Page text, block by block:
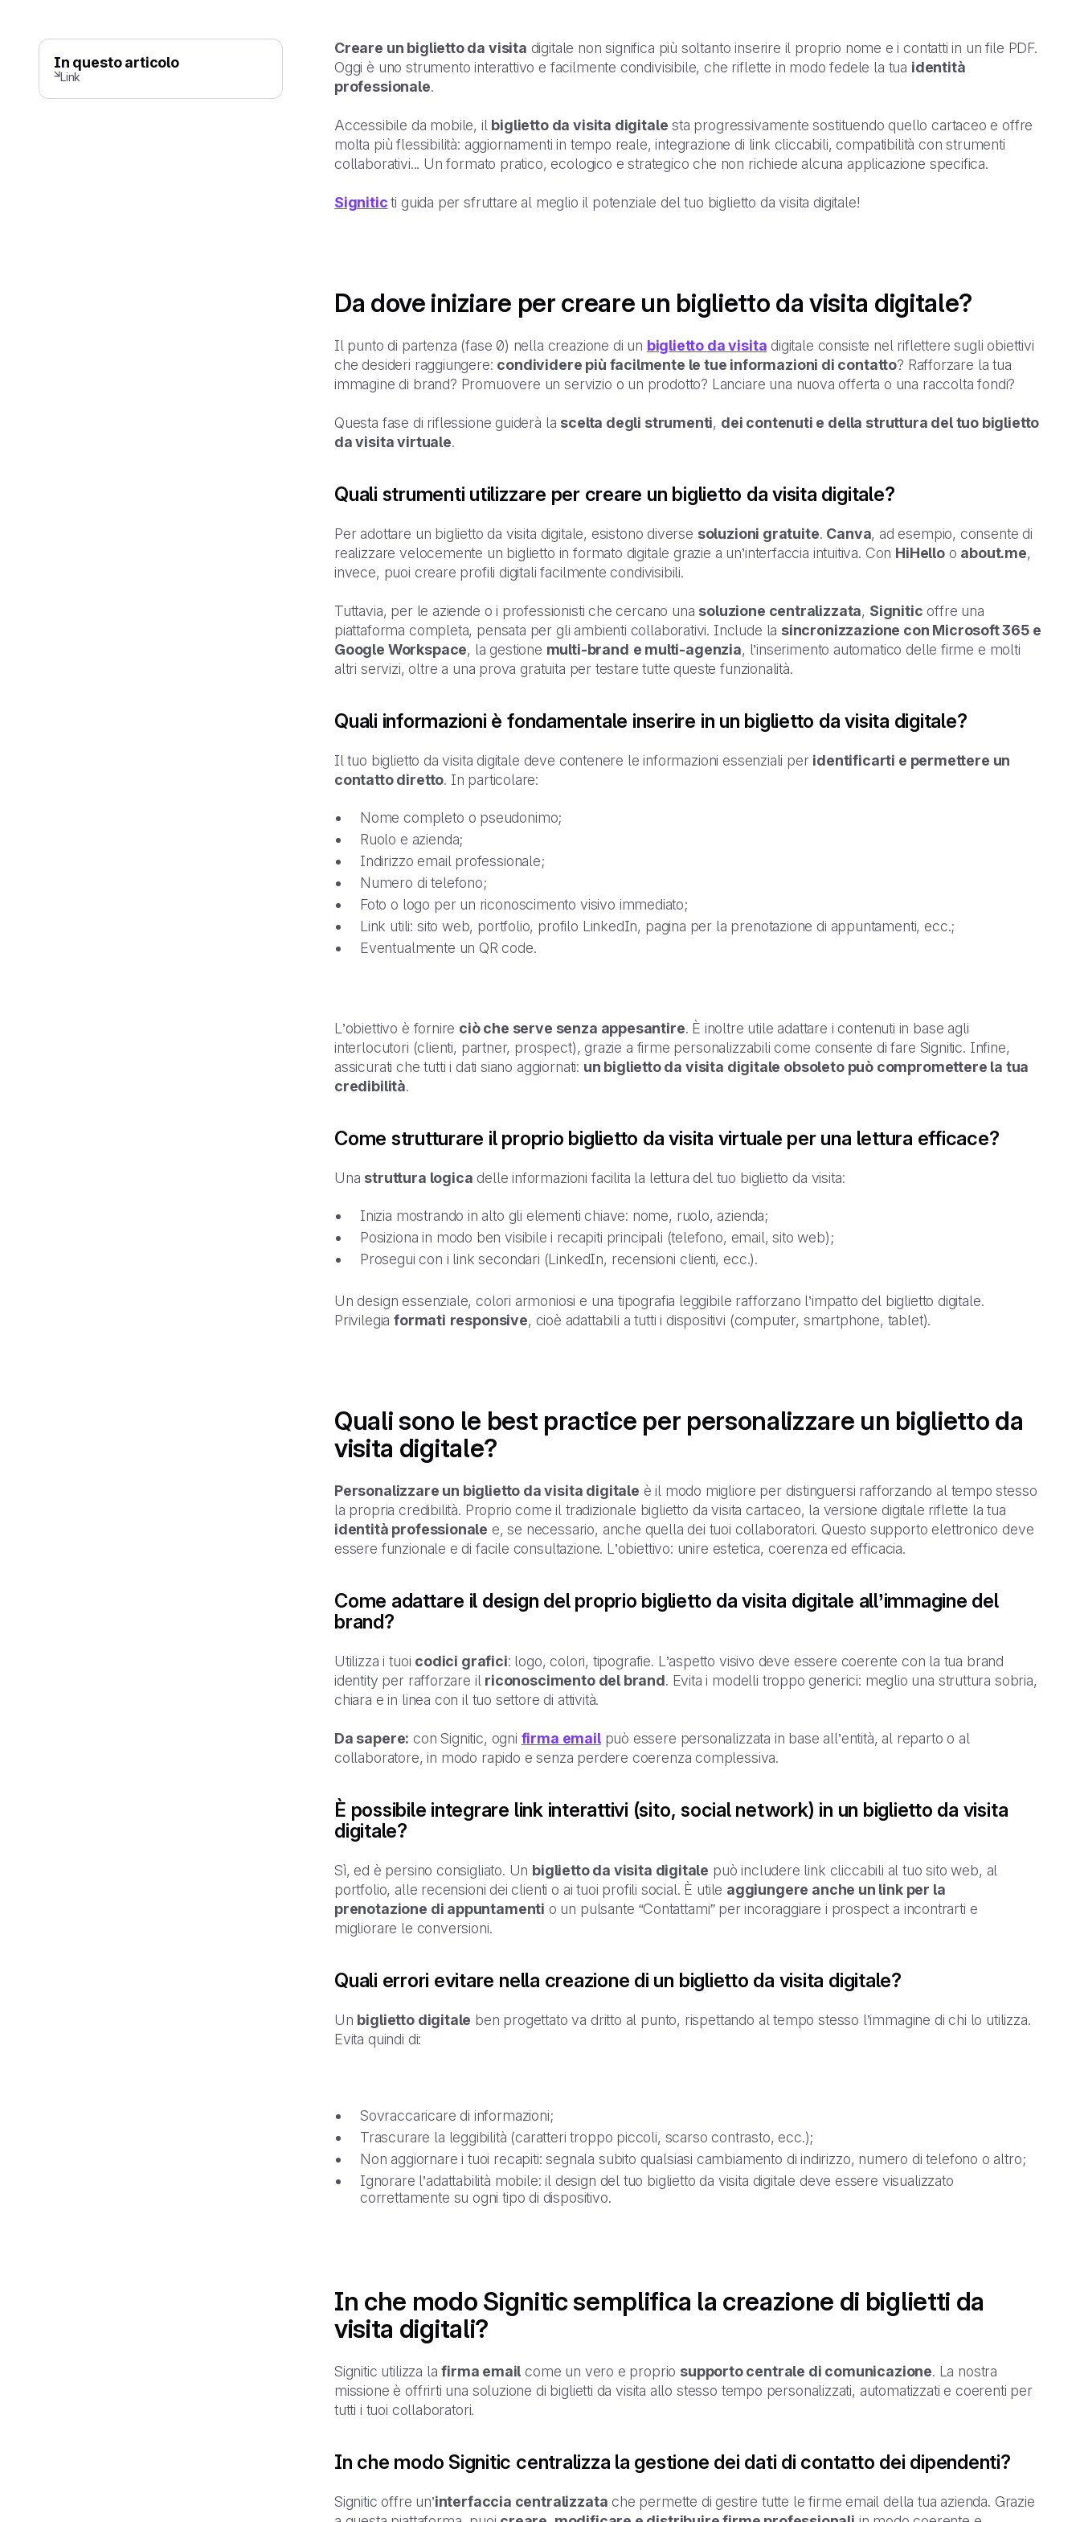
In questo articolo
Link
Creare un biglietto da visita digitale non significa più soltanto inserire il proprio nome e i contatti in un file PDF.
Oggi è uno strumento interattivo e facilmente condivisibile, che riflette in modo fedele la tua identità
professionale.
Accessibile da mobile, il biglietto da visita digitale sta progressivamente sostituendo quello cartaceo e offre
molta più flessibilità: aggiornamenti in tempo reale, integrazione di link cliccabili, compatibilità con strumenti
collaborativi... Un formato pratico, ecologico e strategico che non richiede alcuna applicazione specifica.
Signitic ti guida per sfruttare al meglio il potenziale del tuo biglietto da visita digitale!
Da dove iniziare per creare un biglietto da visita digitale?
Il punto di partenza (fase 0) nella creazione di un biglietto da visita digitale consiste nel riflettere sugli obiettivi
che desideri raggiungere: condividere più facilmente le tue informazioni di contatto? Rafforzare la tua
immagine di brand? Promuovere un servizio o un prodotto? Lanciare una nuova offerta o una raccolta fondi?
Questa fase di riflessione guiderà la scelta degli strumenti, dei contenuti e della struttura del tuo biglietto
da visita virtuale.
Quali strumenti utilizzare per creare un biglietto da visita digitale?
Per adottare un biglietto da visita digitale, esistono diverse soluzioni gratuite. Canva, ad esempio, consente di
realizzare velocemente un biglietto in formato digitale grazie a un’interfaccia intuitiva. Con HiHelloo about.me,
invece, puoi creare profili digitali facilmente condivisibili.
Tuttavia, per le aziende o i professionisti che cercano una soluzione centralizzata, Signitic offre una
piattaforma completa, pensata per gli ambienti collaborativi. Include la sincronizzazione con Microsoft 365 e
Google Workspace, la gestione multi-brand e multi-agenzia, l’inserimento automatico delle firme e molti
altri servizi, oltre a una prova gratuita per testare tutte queste funzionalità.
Quali informazioni è fondamentale inserire in un biglietto da visita digitale?
Il tuo biglietto da visita digitale deve contenere le informazioni essenziali per identificarti e permettere un
contatto diretto. In particolare:
Nome completo o pseudonimo;
Ruolo e azienda;
Indirizzo email professionale;
Numero di telefono;
Foto o logo per un riconoscimento visivo immediato;
Link utili: sito web, portfolio, profilo LinkedIn, pagina per la prenotazione di appuntamenti, ecc.;
Eventualmente un QR code.
L’obiettivo è fornire ciò che serve senza appesantire. È inoltre utile adattare i contenuti in base agli
interlocutori (clienti, partner, prospect), grazie a firme personalizzabili come consente di fare Signitic. Infine,
assicurati che tutti i dati siano aggiornati: un biglietto da visita digitale obsoleto può compromettere la tua
credibilità.
Come strutturare il proprio biglietto da visita virtuale per una lettura efficace?
Una struttura logica delle informazioni facilita la lettura del tuo biglietto da visita:
Inizia mostrando in alto gli elementi chiave: nome, ruolo, azienda;
Posiziona in modo ben visibile i recapiti principali (telefono, email, sito web);
Prosegui con i link secondari (LinkedIn, recensioni clienti, ecc.).
Un design essenziale, colori armoniosi e una tipografia leggibile rafforzano l’impatto del biglietto digitale.
Privilegiaformati responsive, cioè adattabili a tutti i dispositivi (computer, smartphone, tablet).
Quali sono le best practice per personalizzare un biglietto da
visita digitale?
Personalizzare un biglietto da visita digitale è il modo migliore per distinguersi rafforzando al tempo stesso
la propria credibilità. Proprio come il tradizionale biglietto da visita cartaceo, la versione digitale riflette la tua
identità professionale e, se necessario, anche quella dei tuoi collaboratori. Questo supporto elettronico deve
essere funzionale e di facile consultazione. L’obiettivo: unire estetica, coerenza ed efficacia.
Come adattare il design del proprio biglietto da visita digitale all’immagine del
brand?
Utilizza i tuoi codici grafici: logo, colori, tipografie. L’aspetto visivo deve essere coerente con la tua brand
identity per rafforzare il riconoscimento del brand. Evita i modelli troppo generici: meglio una struttura sobria,
chiara e in linea con il tuo settore di attività.
Da sapere: con Signitic, ogni firma emailpuò essere personalizzata in base all’entità, al reparto o al
collaboratore, in modo rapido e senza perdere coerenza complessiva.
È possibile integrare link interattivi (sito, social network) in un biglietto da visita
digitale?
Sì, ed è persino consigliato. Un biglietto da visita digitale può includere link cliccabili al tuo sito web, al
portfolio, alle recensioni dei clienti o ai tuoi profili social. È utile aggiungere anche un link per la
prenotazione di appuntamenti o un pulsante “Contattami”per incoraggiare i prospect a incontrarti e
migliorare le conversioni.
Quali errori evitare nella creazione di un biglietto da visita digitale?
Un biglietto digitale ben progettato va dritto al punto, rispettando al tempo stesso l’immagine di chi lo utilizza.
Evita quindi di:
Sovraccaricare di informazioni;
Trascurare la leggibilità (caratteri troppo piccoli, scarso contrasto, ecc.);
Non aggiornare i tuoi recapiti: segnala subito qualsiasi cambiamento di indirizzo, numero di telefono o altro;
Ignorare l’adattabilità mobile: il design del tuo biglietto da visita digitale deve essere visualizzato
correttamente su ogni tipo di dispositivo.
In che modo Signitic semplifica la creazione di biglietti da
visita digitali?
Signitic utilizza lafirma email come un vero e proprio supporto centrale di comunicazione. La nostra
missione è offrirti una soluzione di biglietti da visita allo stesso tempo personalizzati, automatizzati e coerenti per
tutti i tuoi collaboratori.
In che modo Signitic centralizza la gestione dei dati di contatto dei dipendenti?
Signitic offre un’interfaccia centralizzata che permette di gestire tutte le firme email della tua azienda. Grazie